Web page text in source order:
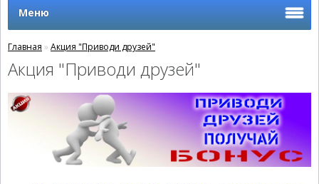
Меню
Главная » Акция "Приводи друзей"
Акция "Приводи друзей"